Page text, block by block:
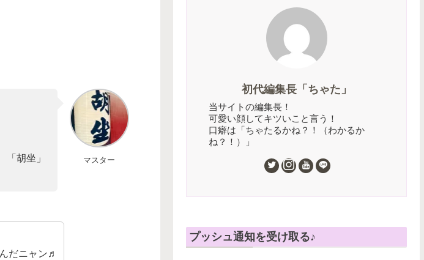
マスター
胡坐」
だニャン♬
初代編集長「ちゃた」
当サイトの編集長！
可愛い顔してキツいこと言う！
口癖は「ちゃたるかね？！（わかるか
ね？！）」
プッシュ通知を受け取る♪